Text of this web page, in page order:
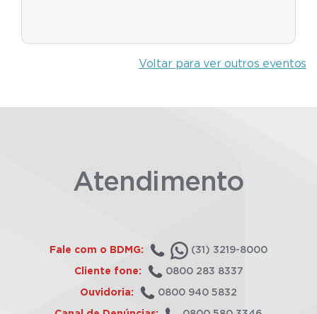
Voltar para ver outros eventos
Atendimento
Fale com o BDMG: (31) 3219-8000
Cliente fone: 0800 283 8337
Ouvidoria: 0800 940 5832